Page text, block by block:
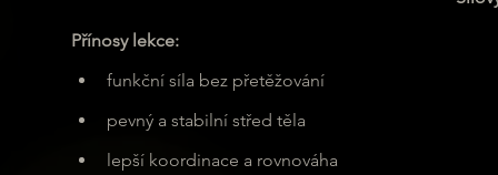
Přínosy lekce:
funkční síla bez přetěžování
pevný a stabilní střed těla
lepší koordinace a rovnováha